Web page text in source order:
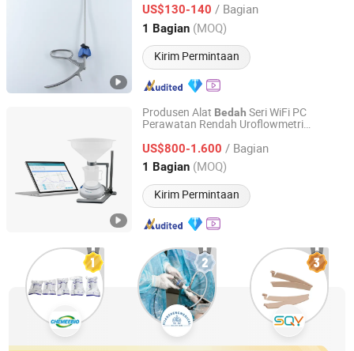
US$130-140 / Bagian
1 Bagian (MOQ)
Kirim Permintaan
Harga mulai 2023
Produsen Alat Bedah Seri WiFi PC
Perawatan Rendah Uroflowmetri
Ukur Aliran Urin
US$800-1.600 / Bagian
1 Bagian (MOQ)
Kirim Permintaan
GUANGZHOU POTENT MEDICAL EQUIPMENT JOINT-
STOCK CO., LTD.
Guangdong, China